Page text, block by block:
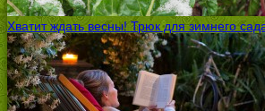
Хватит ждать весны! Трюк для зимнего